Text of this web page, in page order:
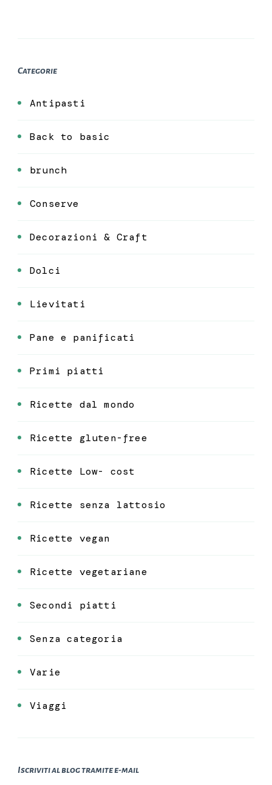
Categorie
Antipasti
Back to basic
brunch
Conserve
Decorazioni & Craft
Dolci
Lievitati
Pane e panificati
Primi piatti
Ricette dal mondo
Ricette gluten-free
Ricette Low- cost
Ricette senza lattosio
Ricette vegan
Ricette vegetariane
Secondi piatti
Senza categoria
Varie
Viaggi
Iscriviti al blog tramite e-mail